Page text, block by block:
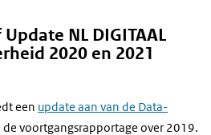
NL DIGITAAL
2020 en 2021
een update aan van de Data-
de voortgangsrapportage over 2019.